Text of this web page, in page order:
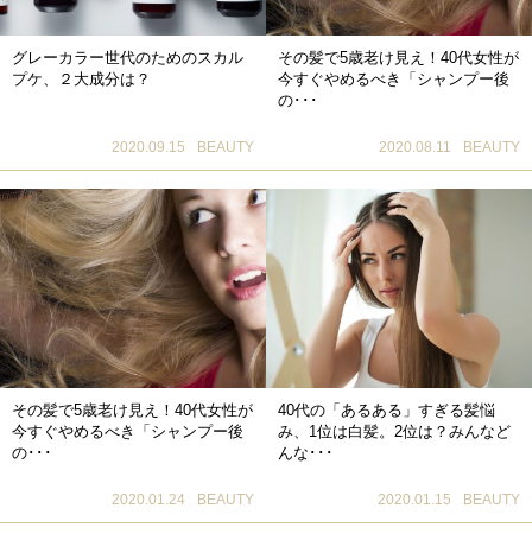
グレーカラー世代のためのスカル
プケ、２大成分は？
2020.09.15 BEAUTY
その髪で5歳老け見え！40代女性が
今すぐやめるべき「シャンプー後
の･･･
2020.08.11 BEAUTY
その髪で5歳老け見え！40代女性が
今すぐやめるべき「シャンプー後
の･･･
2020.01.24 BEAUTY
40代の「あるある」すぎる髪悩
み、1位は白髪。2位は？みんなど
んな･･･
2020.01.15 BEAUTY